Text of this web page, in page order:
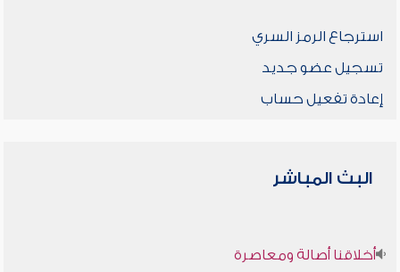
استرجاع الرمز السري
تسجيل عضو جديد
إعادة تفعيل حساب
البث المباشر
أخلاقنا أصالة ومعاصرة